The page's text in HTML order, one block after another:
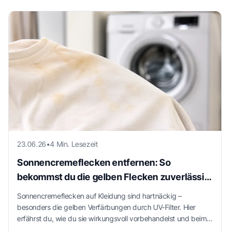
23.06.26•4 Min. Lesezeit
Sonnencremeflecken entfernen: So
bekommst du die gelben Flecken zuverlässig
aus der Kleidung
Sonnencremeflecken auf Kleidung sind hartnäckig –
besonders die gelben Verfärbungen durch UV-Filter. Hier
erfährst du, wie du sie wirkungsvoll vorbehandelst und beim